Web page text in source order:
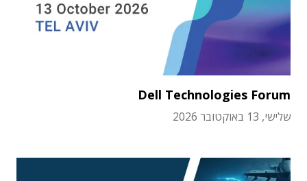
Dell Technologies Forum
שלישי, 13 באוקטובר 2026